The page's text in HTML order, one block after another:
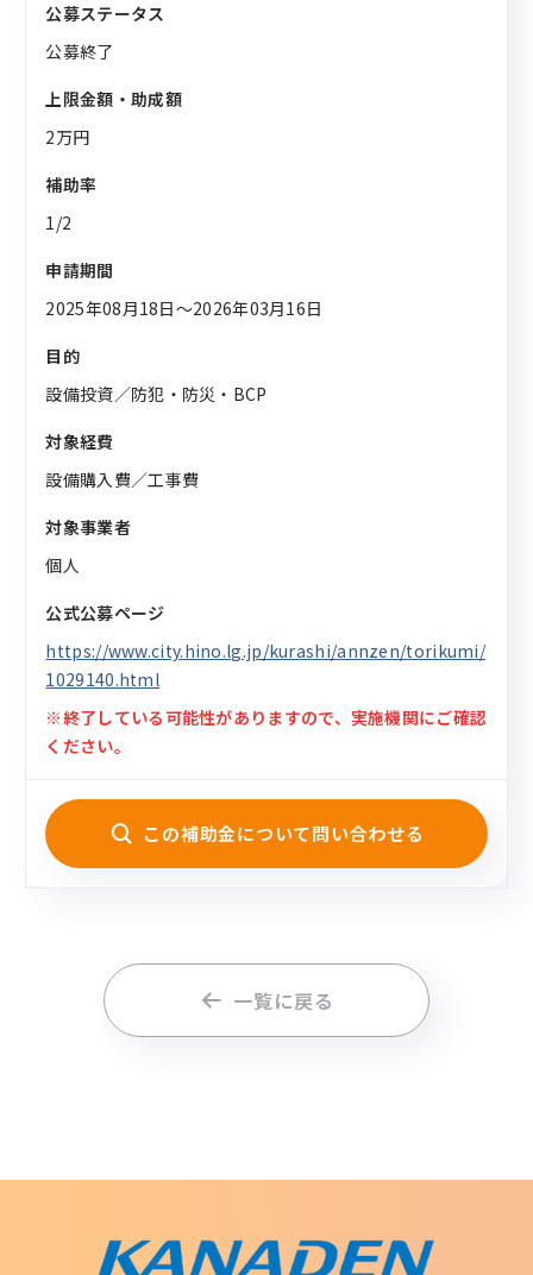
公募ステータス
公募終了
上限金額・助成額
2万円
補助率
1/2
申請期間
2025年08月18日〜2026年03月16日
目的
設備投資／防犯・防災・BCP
対象経費
設備購入費／工事費
対象事業者
個人
公式公募ページ
https://www.city.hino.lg.jp/kurashi/annzen/torikumi/
1029140.html
※終了している可能性がありますので、実施機関にご確認
ください。
この補助金について問い合わせる
一覧に戻る